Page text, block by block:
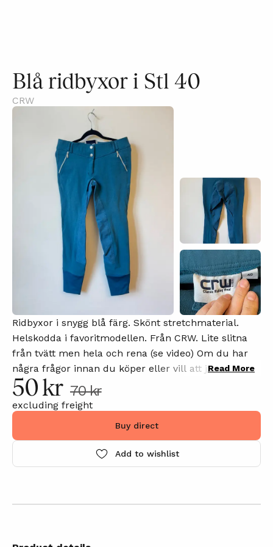
Blå ridbyxor i Stl 40
CRW
Ridbyxor i snygg blå färg. Skönt stretchmaterial.
Helskodda i favoritmodellen. Från CRW. Lite slitna
från tvätt men hela och rena (se video) Om du har
några frågor innan du köper eller vill att jag laddar
upp fler bilder, kommentera gärna annonsen så
svarar jag på din kommentar så snart som möjligt.
Read More
50 kr 70 kr
excluding freight
Buy direct
Add to wishlist